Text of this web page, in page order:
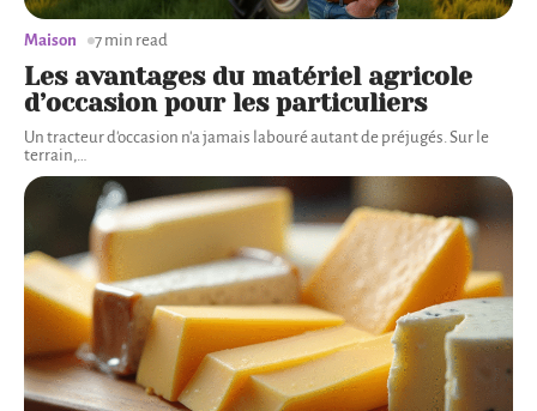
Les avantages du matériel agricole
d’occasion pour les particuliers
Un tracteur d'occasion n'a jamais labouré autant de préjugés. Sur le
terrain,…
Maison 7 min read